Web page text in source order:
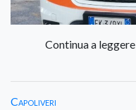
Continua a leggere
Capoliveri